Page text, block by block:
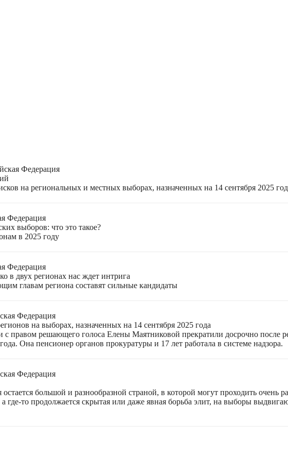
Федерация
на региональных и местных выборах, назначенных на 14 сентября 2025
Федерация
выборов: что это такое?
в 2025 году
Федерация
в двух регионах нас ждет интрига
главам региона составят сильные кандидаты
Федерация
на выборах, назначенных на 14 сентября 2025 года
правом решающего голоса Елены Маятниковой прекратили досрочно после
Она пенсионер органов прокуратуры и 17 лет работала в системе надзора.
Федерация
большой и разнообразной страной, в которой могут проходить
где-то продолжается скрытая или даже явная борьба элит, на выборы